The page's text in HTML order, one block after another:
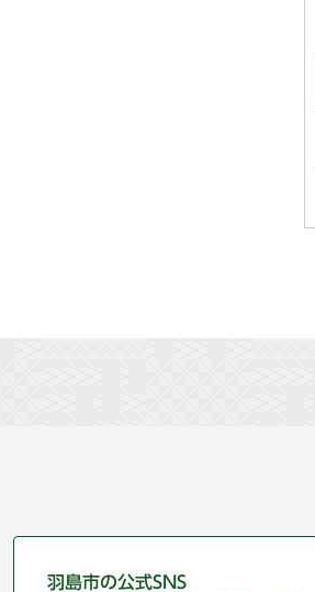
羽島市の公式SNS